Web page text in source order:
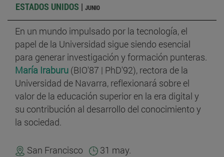
ESTADOS UNIDOS | JUNIO
En un mundo impulsado por la tecnología, el
papel de la Universidad sigue siendo esencial
para generar investigación y formación punteras.
María Iraburu (BIO'87 | PhD'92), rectora de la
Universidad de Navarra, reflexionará sobre el
valor de la educación superior en la era digital y
su contribución al desarrollo del conocimiento y
la sociedad.
San Francisco 31 may.